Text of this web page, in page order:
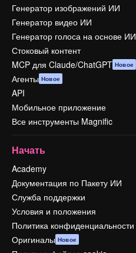
Генератор изображений ИИ
Генератор видео ИИ
Генератор голоса на основе ИИ
Стоковый контент
MCP для Claude/ChatGPT Новое
Агенты Новое
API
Мобильное приложение
Все инструменты Magnific
Начать
Academy
Документация по Пакету ИИ
Служба поддержки
Условия и положения
Политика конфиденциальности
Оригиналы Новое